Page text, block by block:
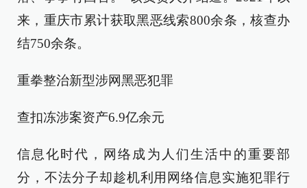
来，重庆市累计获取黑恶线索800余条，核查办
结750余条。
重拳整治新型涉网黑恶犯罪
查扣冻涉案资产6.9亿余元
信息化时代，网络成为人们生活中的重要部
分，不法分子却趁机利用网络信息实施犯罪行